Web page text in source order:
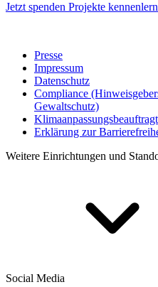
Jetzt spenden Projekte
Presse
Impressum
Datenschutz
Compliance
Gewaltschutz)
Erklärung zur
Weitere Einrichtungen und
Social Media